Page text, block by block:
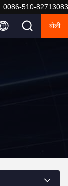
0086-510-82713083
बोली